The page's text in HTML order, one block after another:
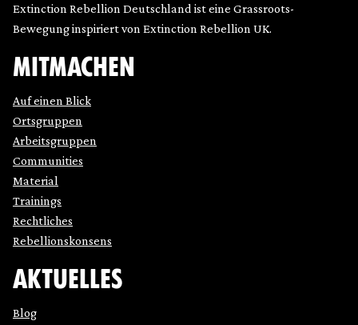
Extinction Rebellion Deutschland ist eine Grassroots-
Bewegung inspiriert von Extinction Rebellion UK.
MITMACHEN
Auf einen Blick
Ortsgruppen
Arbeitsgruppen
Communities
Material
Trainings
Rechtliches
Rebellionskonsens
AKTUELLES
Blog